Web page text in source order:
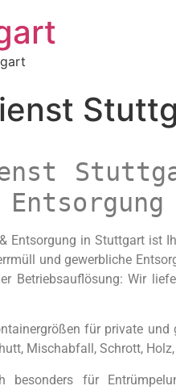
Entsorgung in Stuttgart ist
und gewerbliche
Betriebsauflösung: Wir
für private
Mischabfall, Schrott,
besonders für